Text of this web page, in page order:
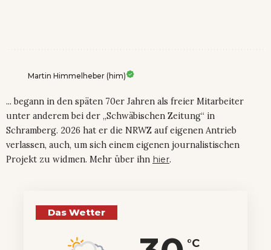
Martin Himmelheber (him)
... begann in den späten 70er Jahren als freier Mitarbeiter
unter anderem bei der „Schwäbischen Zeitung“ in
Schramberg. 2026 hat er die NRWZ auf eigenen Antrieb
verlassen, auch, um sich einem eigenen journalistischen
Projekt zu widmen. Mehr über ihn hier.
Das Wetter
°C